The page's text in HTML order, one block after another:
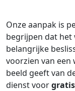
Onze aanpak is
begrijpen dat het
belangrijke
voorzien van een
beeld geeft van
dienst voor